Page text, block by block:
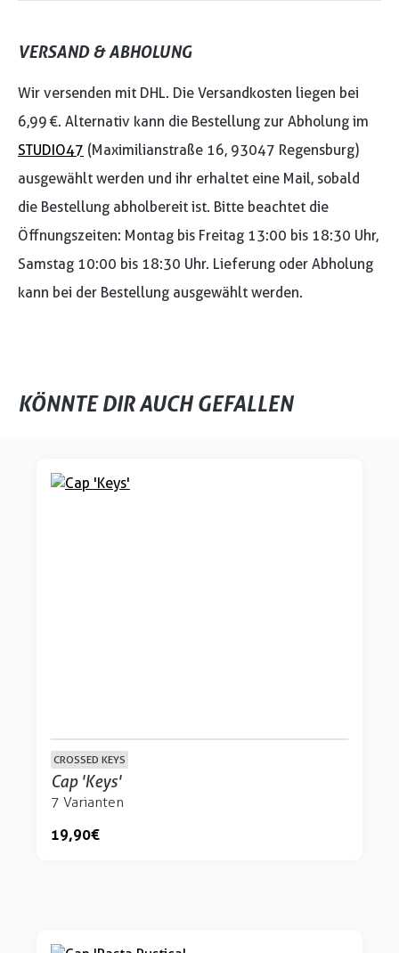
VERSAND & ABHOLUNG
Wir versenden mit DHL. Die Versandkosten liegen bei
6,99 €. Alternativ kann die Bestellung zur Abholung im
STUDIO47 (Maximilianstraße 16, 93047 Regensburg)
ausgewählt werden und ihr erhaltet eine Mail, sobald
die Bestellung abholbereit ist. Bitte beachtet die
Öffnungszeiten: Montag bis Freitag 13:00 bis 18:30 Uhr,
Samstag 10:00 bis 18:30 Uhr. Lieferung oder Abholung
kann bei der Bestellung ausgewählt werden.
KÖNNTE DIR AUCH GEFALLEN
CROSSED KEYS
Cap 'Keys'
7 Varianten
19,90 €